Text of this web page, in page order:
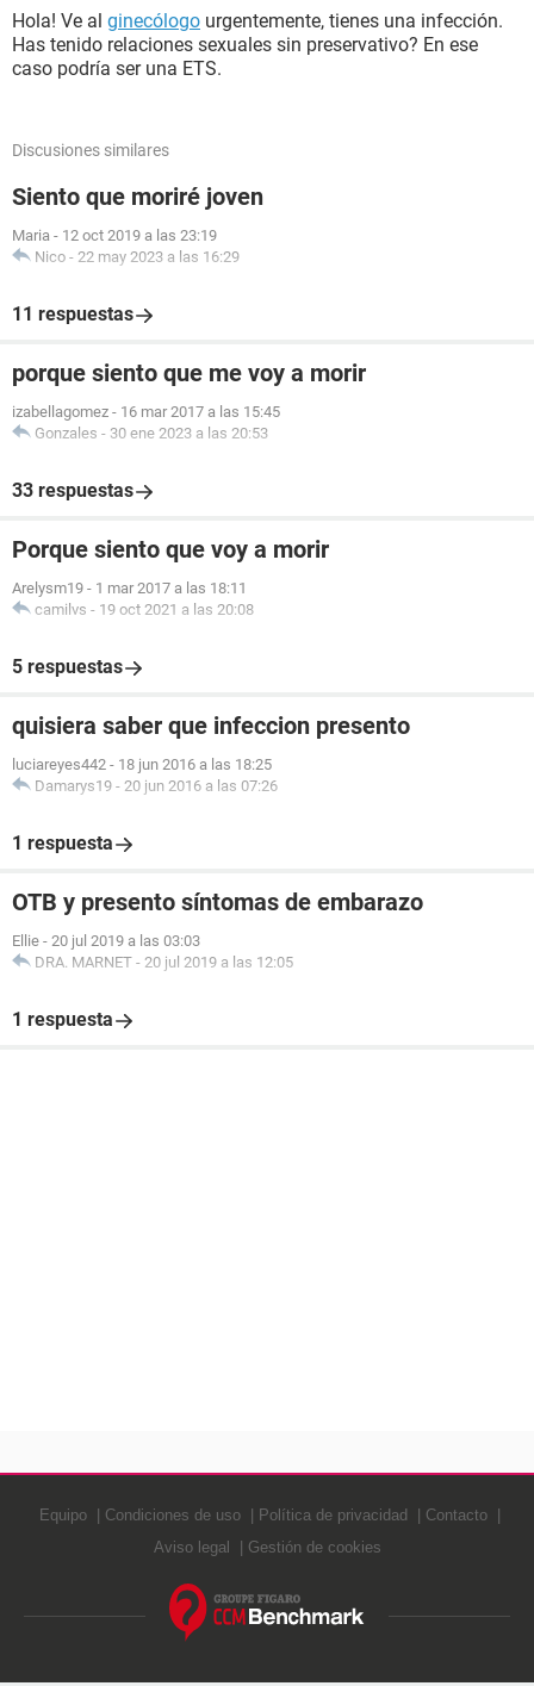
Hola! Ve al ginecólogo urgentemente, tienes una infección.
Has tenido relaciones sexuales sin preservativo? En ese
caso podría ser una ETS.
Discusiones similares
Siento que moriré joven
Maria - 12 oct 2019 a las 23:19
Nico - 22 may 2023 a las 16:29
11 respuestas
porque siento que me voy a morir
izabellagomez - 16 mar 2017 a las 15:45
Gonzales - 30 ene 2023 a las 20:53
33 respuestas
Porque siento que voy a morir
Arelysm19 - 1 mar 2017 a las 18:11
camilvs - 19 oct 2021 a las 20:08
5 respuestas
quisiera saber que infeccion presento
luciareyes442 - 18 jun 2016 a las 18:25
Damarys19 - 20 jun 2016 a las 07:26
1 respuesta
OTB y presento síntomas de embarazo
Ellie - 20 jul 2019 a las 03:03
DRA. MARNET - 20 jul 2019 a las 12:05
1 respuesta
Equipo Condiciones de uso Política de privacidad
Contacto
Aviso legal
Gestión de cookies